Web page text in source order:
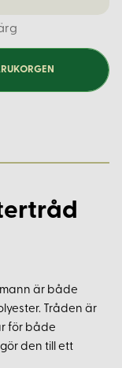
är både
Tråden är
för både
den till ett